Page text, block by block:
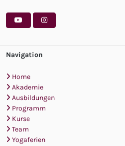
Navigation
Home
Akademie
Ausbildungen
Programm
Kurse
Team
Yogaferien